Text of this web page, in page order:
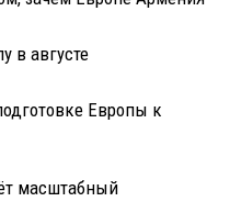
в августе
Европы к
масштабный